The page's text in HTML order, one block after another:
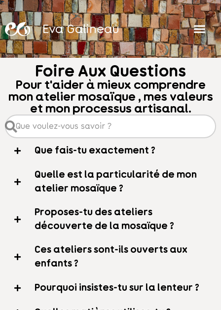
Eva Galineau
Foire Aux Questions
Pour t'aider à mieux comprendre
mon atelier mosaïque , mes valeurs
et mon processus artisanal.
Que fais-tu exactement ?
Quelle est la particularité de mon
atelier mosaïque ?
Proposes-tu des ateliers
découverte de la mosaïque ?
Ces ateliers sont-ils ouverts aux
enfants ?
Pourquoi insistes-tu sur la lenteur ?